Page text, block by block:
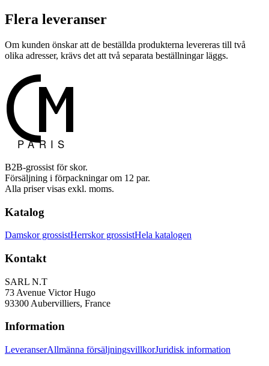
Flera leveranser
Om kunden önskar att de beställda produkterna levereras till två
olika adresser, krävs det att två separata beställningar läggs.
B2B-grossist för skor.
Försäljning i förpackningar om 12 par.
Alla priser visas exkl. moms.
Katalog
Damskor grossistHerrskor grossistHela katalogen
Kontakt
SARL N.T
73 Avenue Victor Hugo
93300 Aubervilliers, France
Information
LeveranserAllmänna försäljningsvillkorJuridisk information